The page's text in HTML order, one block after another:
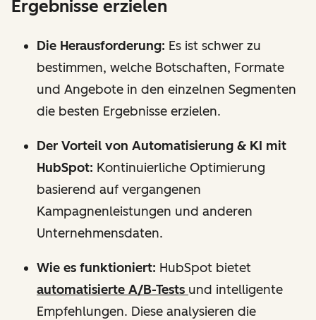
Ergebnisse erzielen
Die Herausforderung: Es ist schwer zu
bestimmen, welche Botschaften, Formate
und Angebote in den einzelnen Segmenten
die besten Ergebnisse erzielen.
Der Vorteil von Automatisierung & KI mit
HubSpot: Kontinuierliche Optimierung
basierend auf vergangenen
Kampagnenleistungen und anderen
Unternehmensdaten.
Wie es funktioniert: HubSpot bietet
automatisierte A/B-Tests und intelligente
Empfehlungen. Diese analysieren die